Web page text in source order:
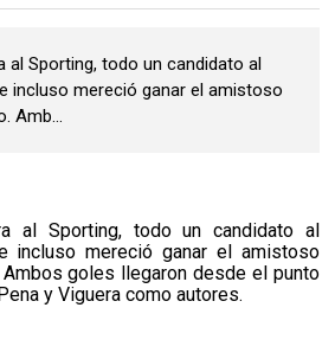
al Sporting, todo un candidato al
incluso mereció ganar el amistoso
Amb...
al Sporting, todo un candidato al
incluso mereció ganar el amistoso
goles llegaron desde el punto
y Viguera como autores.